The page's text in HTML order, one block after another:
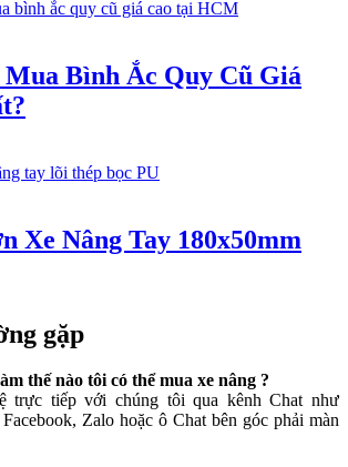
Bình Ắc Quy Cũ Giá
Xe Nâng Tay 180x50mm
gặp
thế nào tôi có thể mua xe nâng ?
trực tiếp với chúng tôi qua kênh Chat như
Zalo hoặc ô Chat bên góc phải màn